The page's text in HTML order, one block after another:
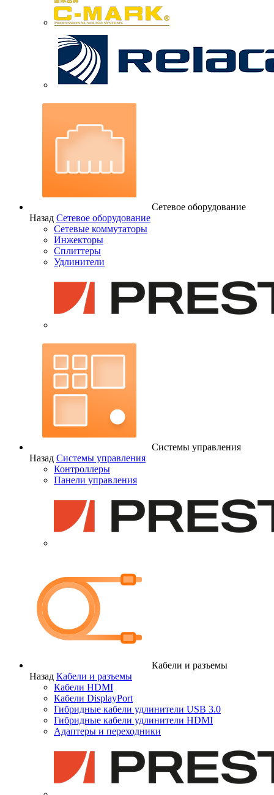
Сетевое оборудование
Назад Сетевое оборудование
Сетевые коммутаторы
Инжекторы
Сплиттеры
Удлинители
Системы управления
Назад Системы управления
Контроллеры
Панели управления
Кабели и разъемы
Назад Кабели и разъемы
Кабели HDMI
Кабели DisplayPort
Гибридные кабели удлинители USB 3.0
Гибридные кабели удлинители HDMI
Адаптеры и переходники